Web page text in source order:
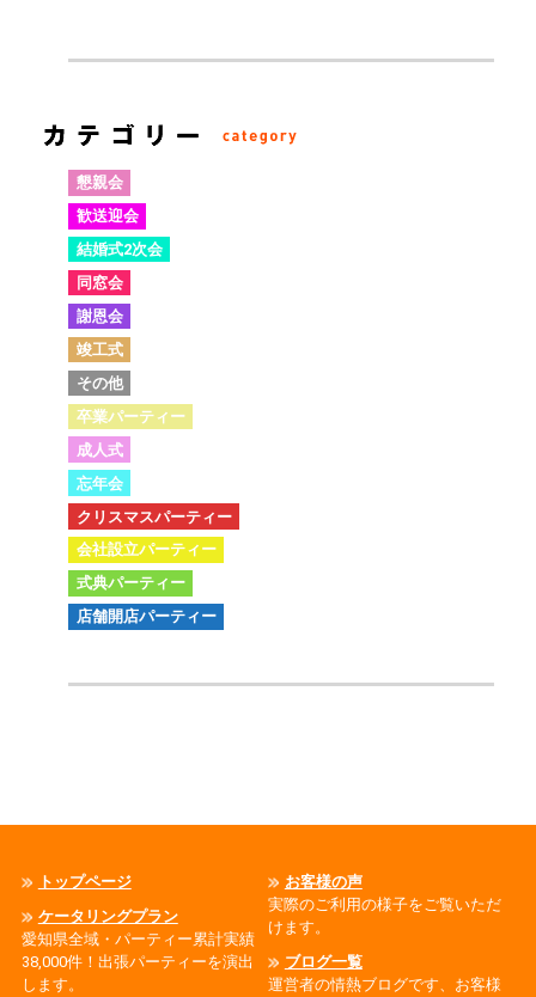
懇親会
歓送迎会
結婚式2次会
同窓会
謝恩会
竣工式
その他
卒業パーティー
成人式
忘年会
クリスマスパーティー
会社設立パーティー
式典パーティー
店舗開店パーティー
トップページ
ケータリングプラン
愛知県全域・パーティー累計実績
38,000件！出張パーティーを演出
します。
お客様の声
実際のご利用の様子をご覧いただ
けます。
ブログ一覧
運営者の情熱ブログです、お客様